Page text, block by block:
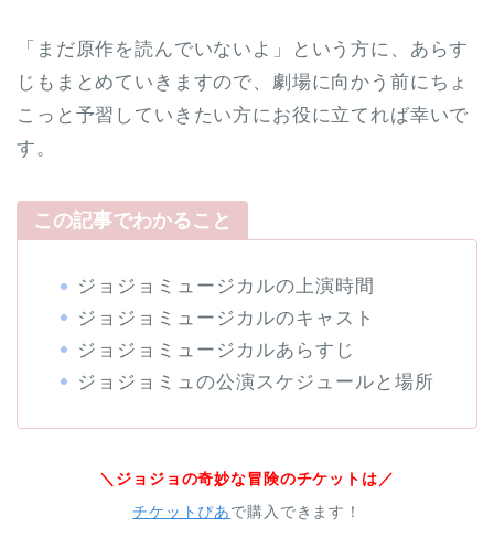
「まだ原作を読んでいないよ」という方に、あらす
じもまとめていきますので、劇場に向かう前にちょ
こっと予習していきたい方にお役に立てれば幸いで
す。
この記事でわかること
ジョジョミュージカルの上演時間
ジョジョミュージカルのキャスト
ジョジョミュージカルあらすじ
ジョジョミュの公演スケジュールと場所
＼ジョジョの奇妙な冒険のチケットは／
チケットぴあで購入できます！